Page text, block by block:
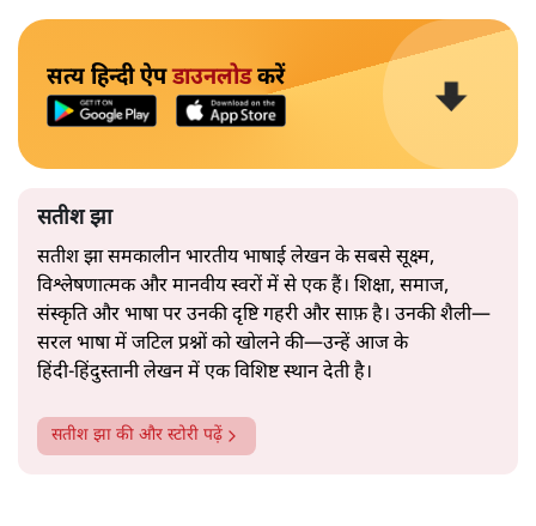
सत्य हिन्दी ऐपडाउनलोडकरें
सतीश झा
सतीश झा समकालीन भारतीय भाषाई लेखन के सबसे सूक्ष्म,
विश्लेषणात्मक और मानवीय स्वरों में से एक हैं। शिक्षा, समाज,
संस्कृति और भाषा पर उनकी दृष्टि गहरी और साफ़ है। उनकी शैली—
सरल भाषा में जटिल प्रश्नों को खोलने की—उन्हें आज के
हिंदी‑हिंदुस्तानी लेखन में एक विशिष्ट स्थान देती है।
सतीश झा की और स्टोरी पढ़ें